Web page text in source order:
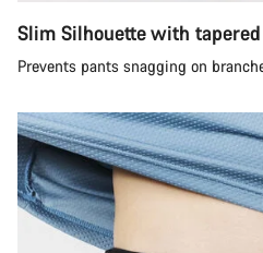
Slim Silhouette with
Prevents pants snagging on